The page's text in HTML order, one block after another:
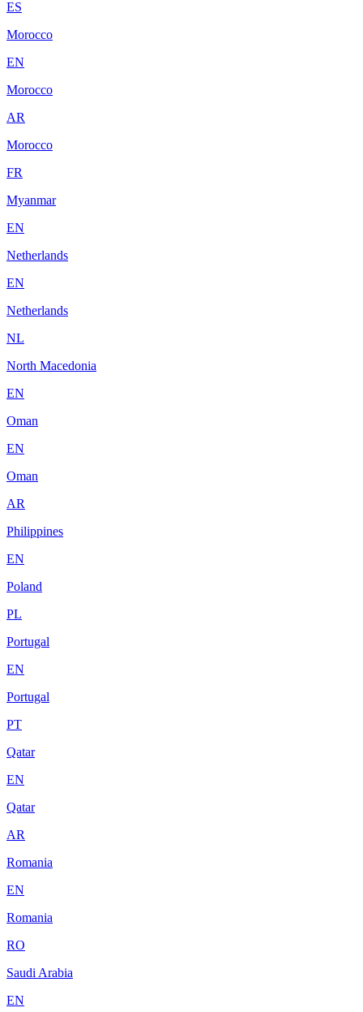
ES
Morocco
EN
Morocco
AR
Morocco
FR
Myanmar
EN
Netherlands
EN
Netherlands
NL
North Macedonia
EN
Oman
EN
Oman
AR
Philippines
EN
Poland
PL
Portugal
EN
Portugal
PT
Qatar
EN
Qatar
AR
Romania
EN
Romania
RO
Saudi Arabia
EN